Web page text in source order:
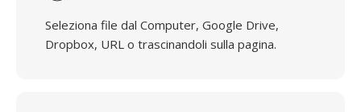
Seleziona file dal Computer, Google Drive,
Dropbox, URL o trascinandoli sulla pagina.